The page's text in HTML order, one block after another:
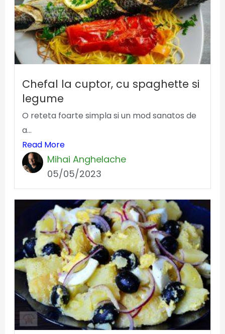
Chefal la cuptor, cu spaghette si
legume
O reteta foarte simpla si un mod sanatos de
a...
Read More
Mihai Anghelache
05/05/2023